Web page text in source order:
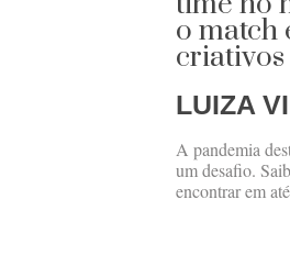
o match
criativos
LUIZA
A pandemia
um desafio.
encontrar em